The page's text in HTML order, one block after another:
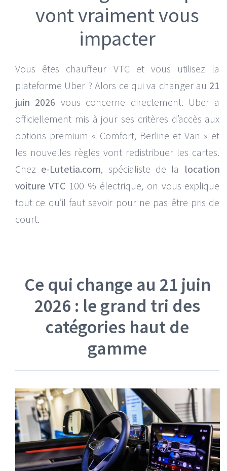
Mercedes EQV 8 places
Volkswagen ID. Buzz 7 places
vont vraiment vous
impacter
Vous êtes chauffeur VTC et vous utilisez la
plateforme Uber ? Alors ce qui va changer au 21
juin 2026 vous concerne directement. Uber a
officiellement mis à jour ses critères d’accès aux
options premium « Comfort, Berline et Van » et
les nouvelles règles vont redistribuer les cartes.
Chez e-Lutetia.com, spécialiste de la location
voiture VTC100 % électrique, on vous explique
tout ce qu’il faut savoir pour ne pas être pris de
court.
Ce qui change au 21 juin
2026 : le grand tri des
catégories haut de
gamme